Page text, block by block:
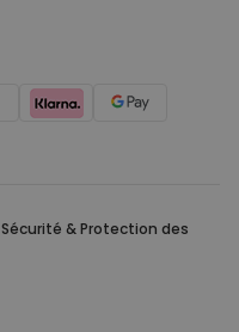
Sécurité & Protection des